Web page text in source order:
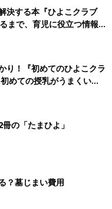
決する本『ひよこクラブ
で、育児に役立つ情報が
り！『初めてのひよこクラ
めての授乳がうまくい
本と夏のトラブル 解決テ
の「たまひよ」
？墓じまい費用